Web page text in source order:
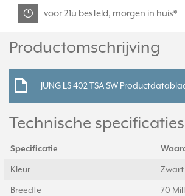
voor 21u besteld, morgen in huis*
Productomschrijving
JUNG LS 402 TSA SW
Technische specificaties
Specificatie
Kleur Zwart
Breedte 70